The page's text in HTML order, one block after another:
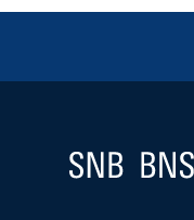
Logo